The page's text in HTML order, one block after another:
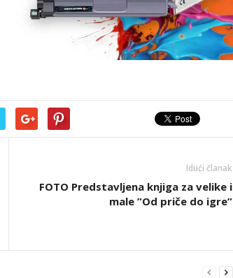
Idući članak
FOTO Predstavljena knjiga za velike i
male ”Od priče do igre”